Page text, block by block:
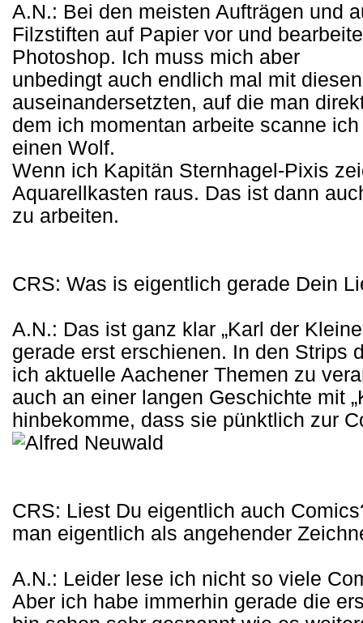
A.N.: Bei den meisten Aufträgen und
Filzstiften auf Papier vor und
Photoshop. Ich muss mich aber
unbedingt auch endlich mal mit
auseinandersetzten, auf die man
dem ich momentan arbeite scanne
einen Wolf.
Wenn ich Kapitän Sternhagel-Pixis
Aquarellkasten raus. Das ist dann
zu arbeiten.
CRS: Was is eigentlich gerade Dein
A.N.: Das ist ganz klar „Karl der
gerade erst erschienen. In den Strips
ich aktuelle Aachener Themen zu
auch an einer langen Geschichte mit
hinbekomme, dass sie pünktlich zur
CRS: Liest Du eigentlich auch
man eigentlich als angehender
A.N.: Leider lese ich nicht so viele
Aber ich habe immerhin gerade die